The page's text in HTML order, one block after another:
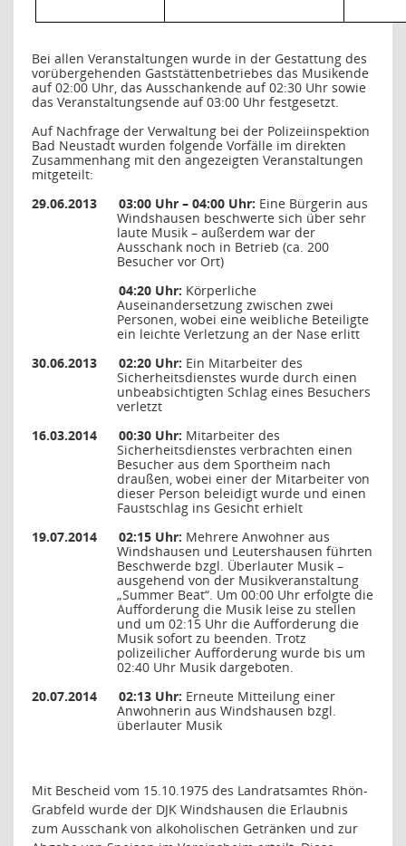
Bei allen Veranstaltungen wurde in der Gestattung des
vorübergehenden Gaststättenbetriebes das Musikende
auf 02:00 Uhr, das Ausschankende auf 02:30 Uhr sowie
das Veranstaltungsende auf 03:00 Uhr festgesetzt.
Auf Nachfrage der Verwaltung bei der Polizeiinspektion
Bad Neustadt wurden folgende Vorfälle im direkten
Zusammenhang mit den angezeigten Veranstaltungen
mitgeteilt:
29.06.2013
03:00 Uhr – 04:00 Uhr: Eine Bürgerin aus
Windshausen beschwerte sich über sehr
laute Musik – außerdem war der
Ausschank noch in Betrieb (ca. 200
Besucher vor Ort)
04:20 Uhr: Körperliche
Auseinandersetzung zwischen zwei
Personen, wobei eine weibliche Beteiligte
ein leichte Verletzung an der Nase erlitt
30.06.2013
02:20 Uhr: Ein Mitarbeiter des
Sicherheitsdienstes wurde durch einen
unbeabsichtigten Schlag eines Besuchers
verletzt
16.03.2014
00:30 Uhr: Mitarbeiter des
Sicherheitsdienstes verbrachten einen
Besucher aus dem Sportheim nach
draußen, wobei einer der Mitarbeiter von
dieser Person beleidigt wurde und einen
Faustschlag ins Gesicht erhielt
19.07.2014
02:15 Uhr: Mehrere Anwohner aus
Windshausen und Leutershausen führten
Beschwerde bzgl. Überlauter Musik –
ausgehend von der Musikveranstaltung
„Summer Beat“. Um 00:00 Uhr erfolgte die
Aufforderung die Musik leise zu stellen
und um 02:15 Uhr die Aufforderung die
Musik sofort zu beenden. Trotz
polizeilicher Aufforderung wurde bis um
02:40 Uhr Musik dargeboten.
20.07.2014
02:13 Uhr: Erneute Mitteilung einer
Anwohnerin aus Windshausen bzgl.
überlauter Musik
Mit Bescheid vom 15.10.1975 des Landratsamtes Rhön-
Grabfeld wurde der DJK Windshausen die Erlaubnis
zum Ausschank von alkoholischen Getränken und zur